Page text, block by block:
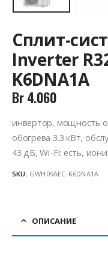
Сплит-
Inverter
K6DNA1A
Br4.060
инвертор, мощность
обогрева 3.3 кВт,
43 дБ, Wi-Fi: есть,
SKU: GWH09AEC-K6DNA1A
ОПИСАНИЕ